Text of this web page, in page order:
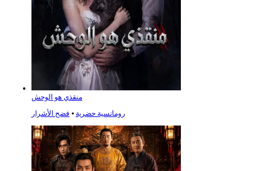
منقذي هو الوحش
رومانسية حضرية ⦁ فضح الأشرار